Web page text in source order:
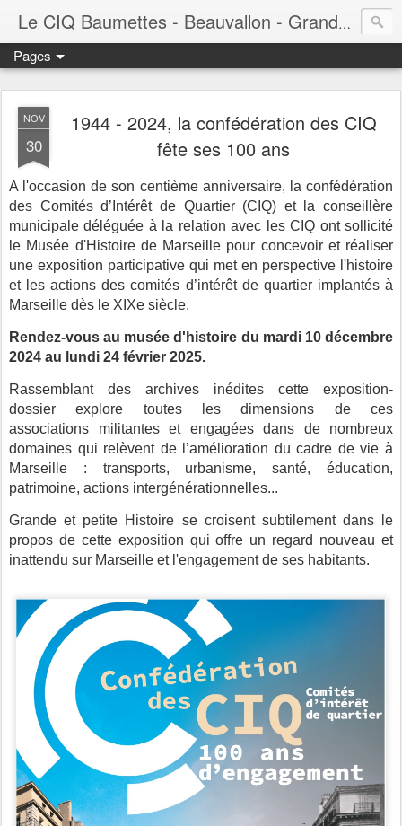
Le CIQ Baumettes - Beauvallon - Grandval - Seigneurie - Valmont - Vert-Plan
Pages
NOV
30
1944 - 2024, la confédération des CIQ
fête ses 100 ans
A l'occasion de son centième anniversaire, la confédération
des Comités d’Intérêt de Quartier (CIQ) et la conseillère
municipale déléguée à la relation avec les CIQ ont sollicité
le Musée d'Histoire de Marseille pour concevoir et réaliser
une exposition participative qui met en perspective l'histoire
et les actions des comités d’intérêt de quartier implantés à
Marseille dès le XIXe siècle.
Rendez-vous au musée d'histoire du mardi 10 décembre
2024 au lundi 24 février 2025.
Rassemblant des archives inédites cette exposition-
dossier explore toutes les dimensions de ces
associations militantes et engagées dans de nombreux
domaines qui relèvent de l’amélioration du cadre de vie à
Marseille : transports, urbanisme, santé, éducation,
patrimoine, actions intergénérationnelles...
Grande et petite Histoire se croisent subtilement dans le
propos de cette exposition qui offre un regard nouveau et
inattendu sur Marseille et l'engagement de ses habitants.